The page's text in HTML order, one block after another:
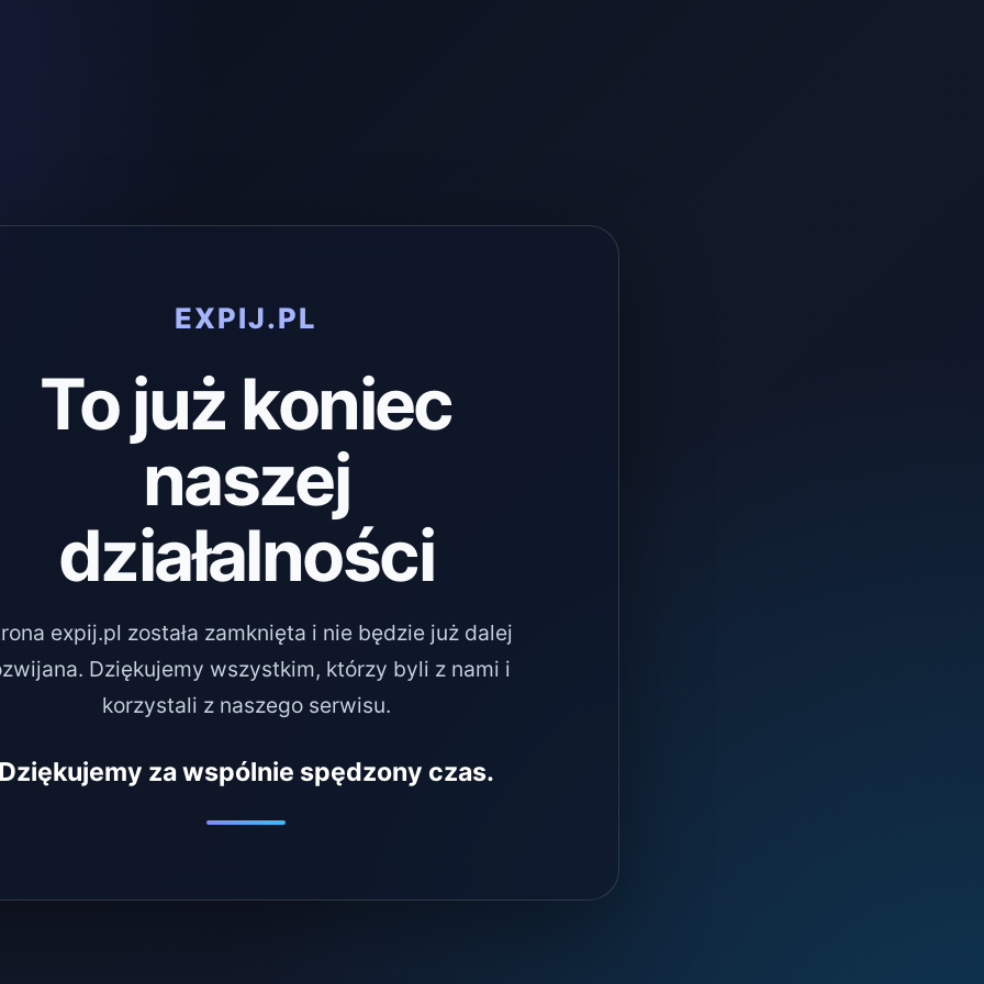
EXPIJ.PL
To już koniec
naszej
działalności
expij.pl została zamknięta i nie będzie już dalej
Dziękujemy wszystkim, którzy byli z nami i
korzystali z naszego serwisu.
za wspólnie spędzony czas.